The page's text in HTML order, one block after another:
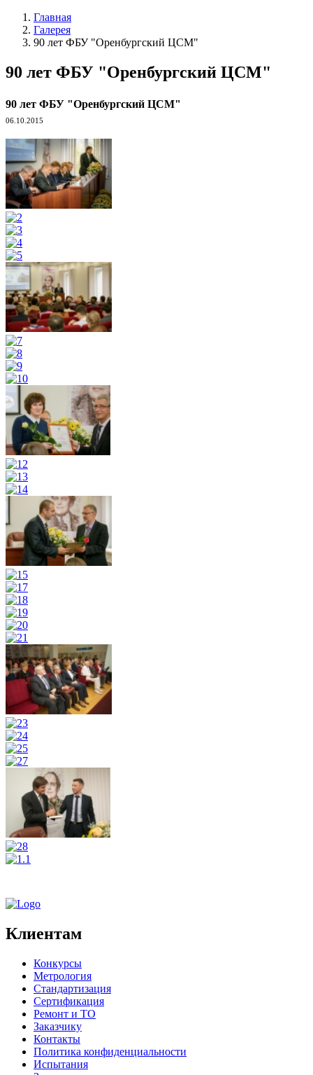
Главная
Галерея
90 лет ФБУ "Оренбургский ЦСМ"
90 лет ФБУ "Оренбургский ЦСМ"
90 лет ФБУ "Оренбургский ЦСМ"
06.10.2015
Клиентам
Конкурсы
Метрология
Стандартизация
Сертификация
Ремонт и ТО
Заказчику
Контакты
Политика конфиденциальности
Испытания